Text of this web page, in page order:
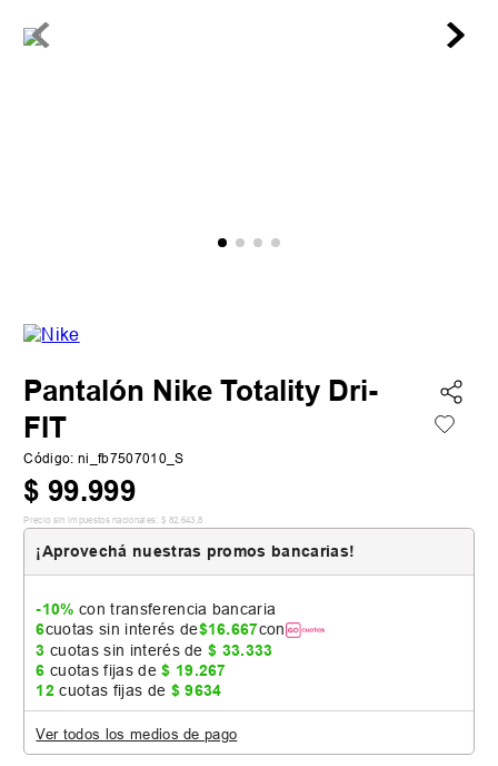
Pantalón Nike Totality Dri-
FIT
Código: ni_fb7507010_S
$ 99.999
Precio sin impuestos nacionales: $ 82.643 ,8
¡Aprovechá nuestras promos bancarias!
-10% con transferencia bancaria
6cuotas sin interés de$16.667con
3 cuotas sin interés de$ 33.333
6 cuotas fijas de$ 19.267
12 cuotas fijas de $ 9634
Ver todos los medios de pago